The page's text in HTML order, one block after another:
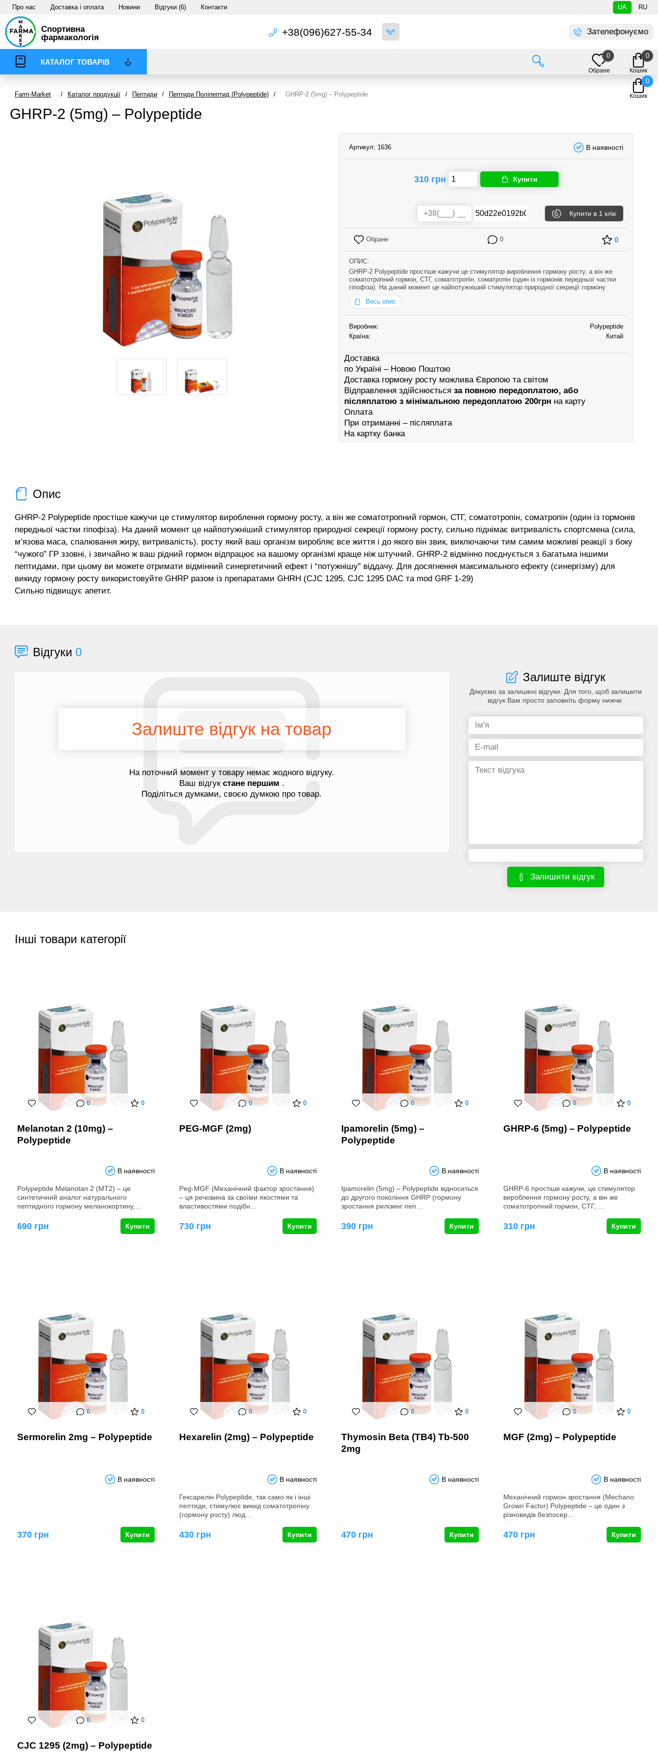
Про нас Доставка і оплата Новини Відгуки (6) Контакти UA RU
Спортивна
фармакологія
+38(096)627-55-34 Зателефонуємо
КАТАЛОГ ТОВАРІВ
Обране
0
Кошик
0
Кошик
0
Farm-Market
/ Каталог продукції / Пептиди / Пептиди Поліпептид (Polypeptide) / GHRP-2 (5mg) – Polypeptide
GHRP-2 (5mg) – Polypeptide
Артикул: 1636 В наявності
310 грн Купити
Купити в 1 клік
Обране 0 0
ОПИС:
GHRP-2 Polypeptide простіше кажучи це стимулятор вироблення гормону росту, а він же
соматотропний гормон, СТГ, соматотропін, соматропін (один із гормонів передньої частки
гіпофіза). На даний момент це найпотужніший стимулятор природної секреції гормону
росту, сильно піднімає витривалість спортсмена …
Весь опис
Виробник:
Polypeptide
Країна:
Китай
Доставка
по Україні – Новою Поштою
Доставка гормону росту можлива Європою та світом
Відправлення здійснюється за повною передоплатою, або
післяплатою з мінімальною передоплатою 200грн на карту
Оплата
При отриманні – післяплата
На картку банка
Опис
GHRP-2 Polypeptide простіше кажучи це стимулятор вироблення гормону росту, а він же соматотропний гормон, СТГ, соматотропін, соматропін (один із гормонів
передньої частки гіпофіза). На даний момент це найпотужніший стимулятор природної секреції гормону росту, сильно піднімає витривалість спортсмена (сила,
м’язова маса, спалювання жиру, витривалість). росту який ваш організм виробляє все життя і до якого він звик, виключаючи тим самим можливі реакції з боку
“чужого” ГР ззовні, і звичайно ж ваш рідний гормон відпрацює на вашому організмі краще ніж штучний. GHRP-2 відмінно поєднується з багатьма іншими
пептидами, при цьому ви можете отримати відмінний синергетичний ефект і “потужнішу” віддачу. Для досягнення максимального ефекту (синергізму) для
викиду гормону росту використовуйте GHRP разом із препаратами GHRH (CJC 1295, CJC 1295 DAC та mod GRF 1-29)
Сильно підвищує апетит.
Відгуки 0
Залиште відгук на товар
На поточний момент у товару немає жодного відгуку.
Ваш відгук стане першим .
Поділіться думками, своєю думкою про товар.
Залиште відгук
Дякуємо за залишені відгуки. Для того, щоб залишити
відгук Вам просто заповніть форму нижче.
Залишити відгук
Інші товари категорії
0 0
Melanotan 2 (10mg) –
Polypeptide
В наявності
Polypeptide Melanotan 2 (МТ2) – це
синтетичний аналог натурального
пептидного гормону меланокортину,…
690 грн Купити
0 0
PEG-MGF (2mg)
В наявності
Peg-MGF (Механічний фактор зростання)
– ця речовина за своїми якостями та
властивостями подібн…
730 грн Купити
0 0
Ipamorelin (5mg) –
Polypeptide
В наявності
Ipamorelin (5mg) – Polypeptide відноситься
до другого покоління GHRP (гормону
зростання рилізинг пеп…
390 грн Купити
0 0
GHRP-6 (5mg) – Polypeptide
В наявності
GHRP-6 простіше кажучи, це стимулятор
вироблення гормону росту, а він же
соматотропний гормон, СТГ, …
310 грн Купити
0 0
Sermorelin 2mg – Polypeptide
В наявності
370 грн Купити
0 0
Hexarelin (2mg) – Polypeptide
В наявності
Гексарелін Polypeptide, так само як і інші
пептиди, стимулює викид соматотропіну
(гормону росту) люд…
430 грн Купити
0 0
Thymosin Beta (TB4) Tb-500
2mg
В наявності
470 грн Купити
0 0
MGF (2mg) – Polypeptide
В наявності
Механічний гормон зростання (Mechano
Grown Factor) Polypeptide – це один з
різновидів безпосер…
470 грн Купити
0 0
CJC 1295 (2mg) – Polypeptide